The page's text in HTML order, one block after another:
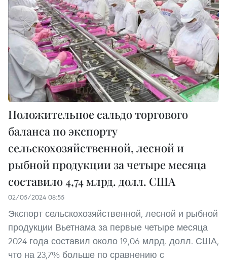
Положительное сальдо торгового
баланса по экспорту
сельскохозяйственной, лесной и
рыбной продукции за четыре месяца
составило 4,74 млрд. долл. США
02/05/2024 08:55
Экспорт сельскохозяйственной, лесной и рыбной
продукции Вьетнама за первые четыре месяца
2024 года составил около 19,06 млрд. долл. США,
что на 23,7% больше по сравнению с